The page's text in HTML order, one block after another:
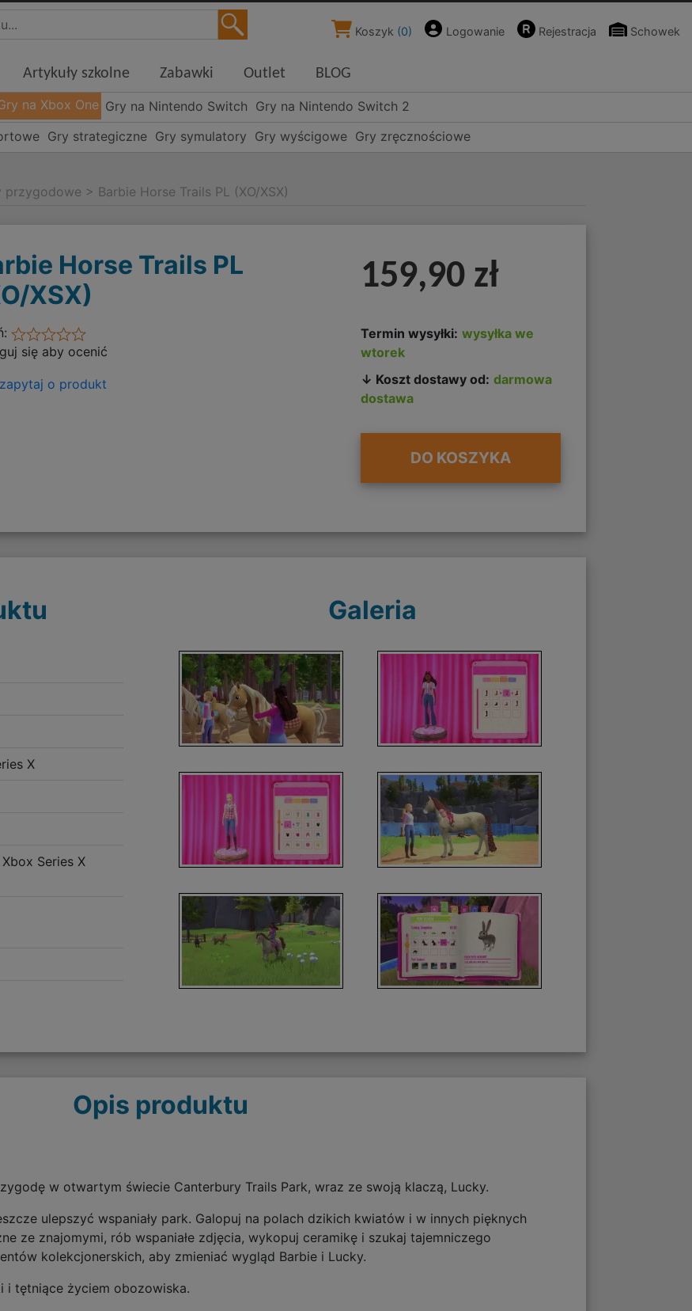
Koszyk (0) Logowanie Rejestracja Schowek
Artykuły szkolne Zabawki Outlet BLOG
na Xbox One Gry na Nintendo Switch Gry na Nintendo Switch 2
Gry strategiczne Gry symulatory Gry wyścigowe Gry zręcznościowe
przygodowe > Barbie Horse Trails PL (XO/XSX)
Horse Trails PL
XSX)
się aby ocenić
zapytaj o produkt
159,90 zł
Termin wysyłki: wysyłka we
wtorek
↓ Koszt dostawy od: darmowa
dostawa
DO KOSZYKA
X
Series X
Galeria
Opis produktu
w otwartym świecie Canterbury Trails Park, wraz ze swoją klaczą, Lucky.
ulepszyć wspaniały park. Galopuj na polach dzikich kwiatów i w innych pięknych
ze znajomymi, rób wspaniałe zdjęcia, wykopuj ceramikę i szukaj tajemniczego
kolekcjonerskich, aby zmieniać wygląd Barbie i Lucky.
i tętniące życiem obozowiska.